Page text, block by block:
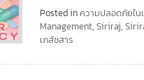
Posted in ความปลอดภัยใน
Management, Siriraj,
เภสัชสาร